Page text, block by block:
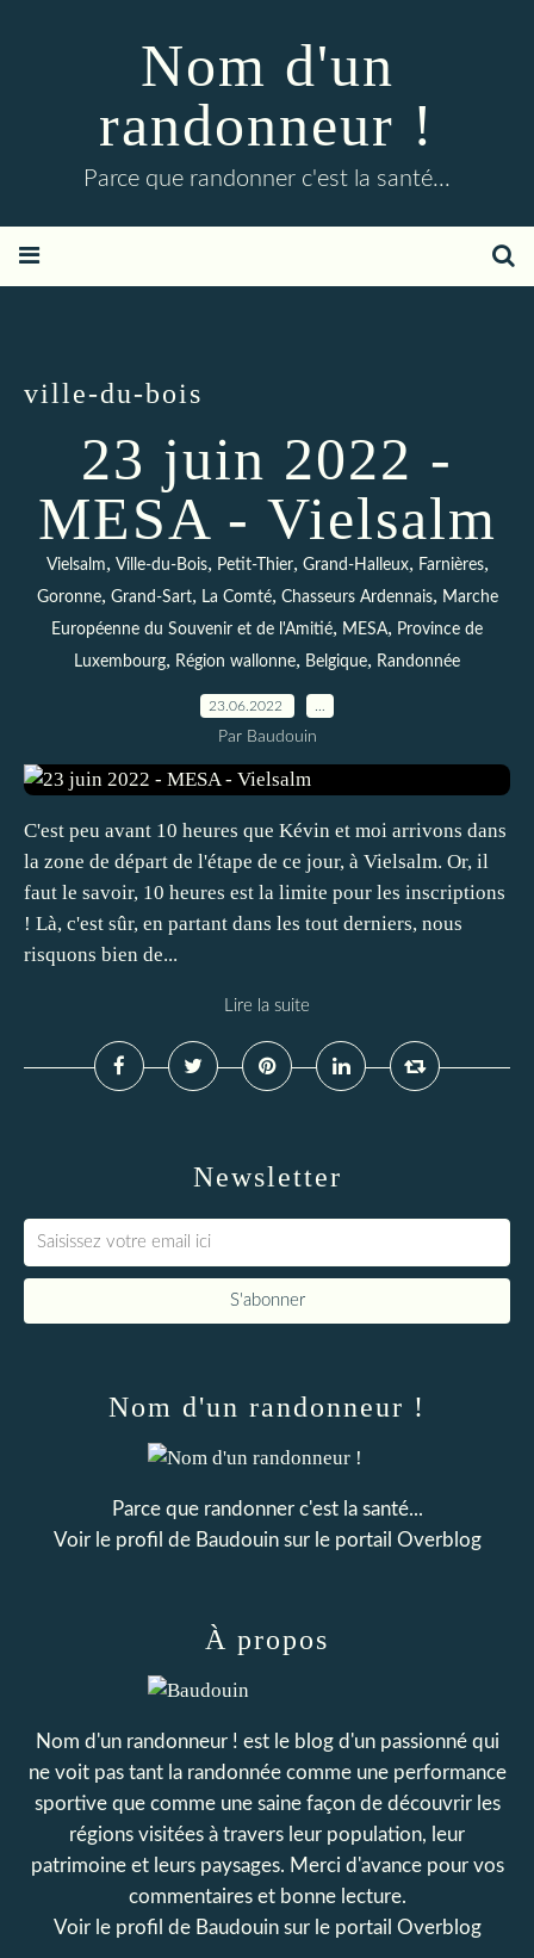
Nom d'un
randonneur !
Parce que randonner c'est la santé...
ville-du-bois
23 juin 2022 -
MESA - Vielsalm
Vielsalm, Ville-du-Bois, Petit-Thier, Grand-Halleux, Farnières,
Goronne, Grand-Sart, La Comté, Chasseurs Ardennais, Marche
Européenne du Souvenir et de l'Amitié, MESA, Province de
Luxembourg, Région wallonne, Belgique, Randonnée
23.06.2022
Par Baudouin
C'est peu avant 10 heures que Kévin et moi arrivons dans
la zone de départ de l'étape de ce jour, à Vielsalm. Or, il
faut le savoir, 10 heures est la limite pour les inscriptions
! Là, c'est sûr, en partant dans les tout derniers, nous
risquons bien de...
Lire la suite
Newsletter
Nom d'un randonneur !
Parce que randonner c'est la santé...
Voir le profil de Baudouinsur le portail Overblog
À propos
Nom d'un randonneur ! est le blog d'un passionné qui
ne voit pas tant la randonnée comme une performance
sportive que comme une saine façon de découvrir les
régions visitées à travers leur population, leur
patrimoine et leurs paysages. Merci d'avance pour vos
commentaires et bonne lecture.
Voir le profil de Baudouinsur le portail Overblog